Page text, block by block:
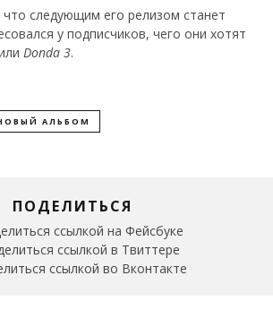
следующим его релизом станет
у подписчиков, чего они хотят
Donda 3.
АЛЬБОМ
ПОДЕЛИТЬСЯ